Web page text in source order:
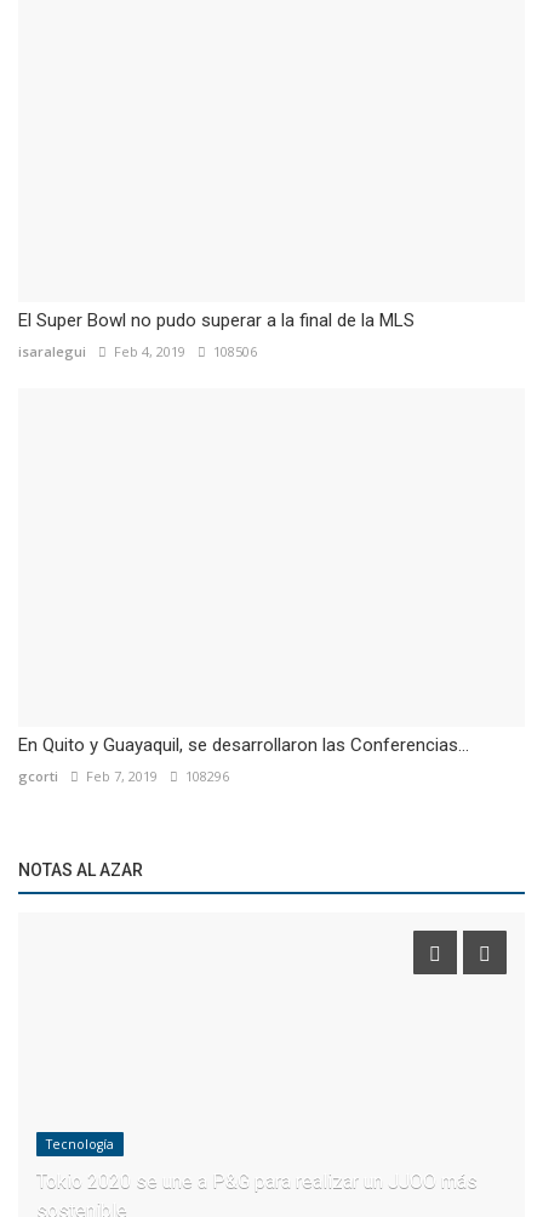
El Super Bowl no pudo superar a la final de la MLS
isaralegui Feb 4, 2019 108506
En Quito y Guayaquil, se desarrollaron las Conferencias...
gcorti Feb 7, 2019 108296
NOTAS AL AZAR
Tecnología
Tokio 2020 se une a P&G para realizar un JJOO más
sostenible